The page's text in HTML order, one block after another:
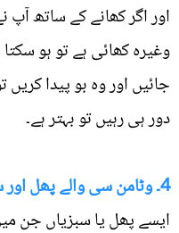
اور اگر کھانے کے ساتھ آپ
وغیرہ کھائی ہے تو ہو
جائیں اور وہ بو پیدا
دور ہی رہیں تو بہتر ہے۔
4۔ وٹامن سی والے پھل اور سبزی کھائیں:
ایسے پھل یا سبزیاں جن